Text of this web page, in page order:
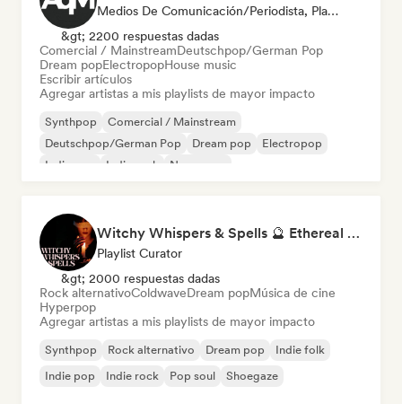
Medios De Comunicación/Periodista, Playlist Curator
&gt; 2200 respuestas dadas
Comercial / MainstreamDeutschpop/German Pop
Dream popElectropopHouse music
Escribir artículos
Agregar artistas a mis playlists de mayor impacto
Synthpop
Comercial / Mainstream
Deutschpop/German Pop
Dream pop
Electropop
Indie pop
Indie rock New wave
Witchy Whispers & Spells 🔮 Ethereal Art Pop & Dream Pop
Playlist Curator
&gt; 2000 respuestas dadas
Rock alternativoColdwaveDream popMúsica de cine
Hyperpop
Agregar artistas a mis playlists de mayor impacto
Synthpop Rock alternativo Dream pop
Indie folk
Indie pop
Indie rock Pop soul Shoegaze